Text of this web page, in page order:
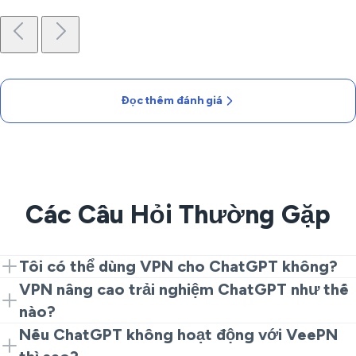
Đọc thêm đánh giá
Các Câu Hỏi Thường Gặp
Tôi có thể dùng VPN cho ChatGPT không?
Có. Chỉ cần kết nối VeePN với máy chủ được hỗ trợ
và truy cập ChatGPT như bình thường.
VPN nâng cao trải nghiệm ChatGPT như thế
nào?
VPN bảo mật kết nối, giúp dùng ChatGPT an toàn hơn
trên Wi-Fi công cộng.
Nếu ChatGPT không hoạt động với VeePN